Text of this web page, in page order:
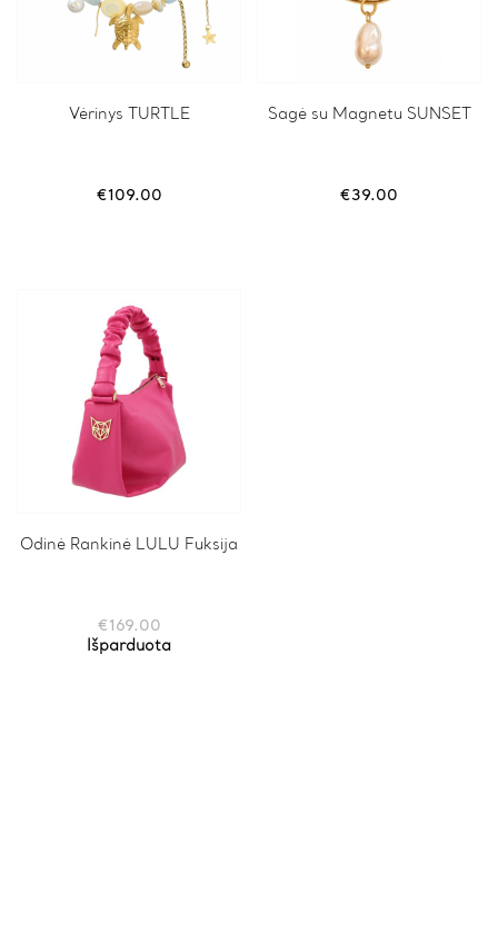
Vėrinys TURTLE
€109.00
Sagė su Magnetu SUNSET
€39.00
Odinė Rankinė LULU Fuksija
€ 169.00
Išparduota